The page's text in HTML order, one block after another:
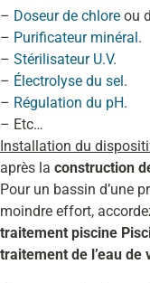
– Doseur de chlore ou
– Purificateur minéral.
– Stérilisateur U.V.
– Électrolyse du sel.
– Régulation du pH.
– Etc…
Installation du
après la construction
Pour un bassin d’une
moindre effort,
traitement piscine
traitement de l’eau de